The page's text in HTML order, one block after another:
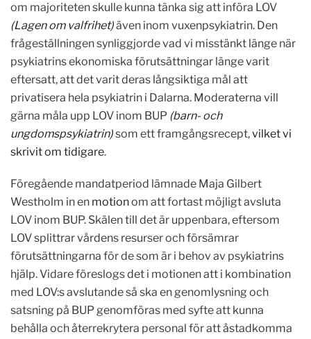
om majoriteten skulle kunna tänka sig att införa LOV
(Lagen om valfrihet)även inom vuxenpsykiatrin. Den
frågeställningen synliggjorde vad vi misstänkt länge när
psykiatrins ekonomiska förutsättningar länge varit
eftersatt, att det varit deras långsiktiga mål att
privatisera hela psykiatrin i Dalarna. Moderaterna vill
gärna måla upp LOV inom BUP (barn- och
ungdomspsykiatrin)som ett framgångsrecept,vilket vi
skrivit om tidigare.
Föregående mandatperiod lämnade Maja Gilbert
Westholm in en motionom att fortast möjligt avsluta
LOV inom BUP. Skälen till det är uppenbara, eftersom
LOV splittrar vårdens resurser och försämrar
förutsättningarna för de som är i behov av psykiatrins
hjälp. Vidare föreslogs det i motionen att i kombination
med LOV:s avslutande så ska en genomlysning och
satsning på BUP genomföras med syfte att kunna
behålla och återrekrytera personal för att åstadkomma